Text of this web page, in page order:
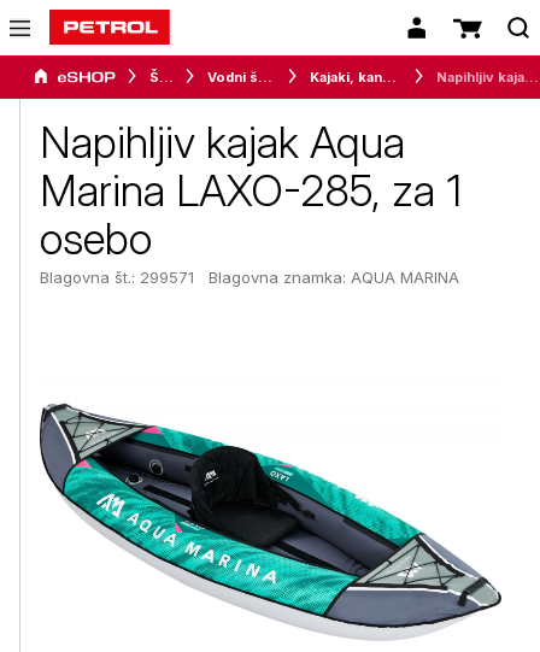
Šport Vodni športi Kajaki, kanuji in katamarani
Napihljiv kajak Aqua
Marina LAXO-285, za 1
osebo
Blagovna št.: 299571 Blagovna znamka: AQUA MARINA